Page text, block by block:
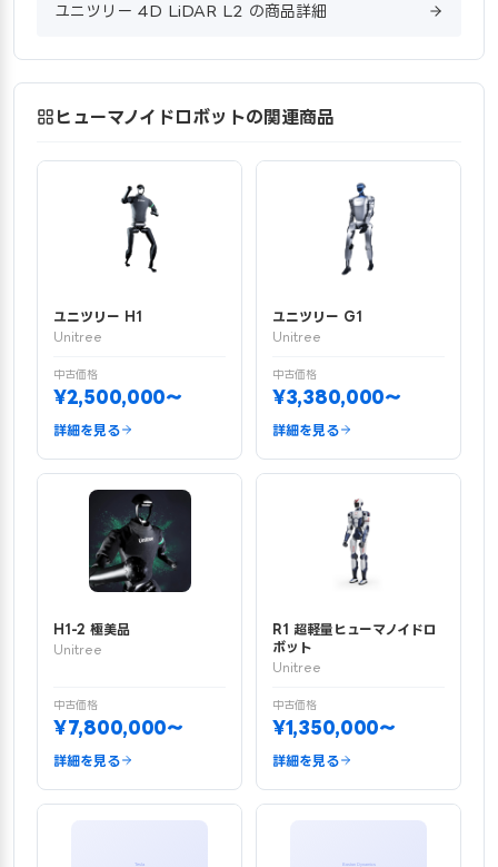
ユニツリー 4D LiDAR L2 の商品詳細
ヒューマノイドロボットの関連商品
ユニツリー H1
Unitree
中古価格
¥2,500,000〜
詳細を見る
ユニツリー G1
Unitree
中古価格
¥3,380,000〜
詳細を見る
H1-2 極美品
Unitree
中古価格
¥7,800,000〜
詳細を見る
R1 超軽量ヒューマノイドロ
ボット
Unitree
中古価格
¥1,350,000〜
詳細を見る